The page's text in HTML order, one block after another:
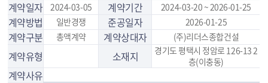
계약일자 2024-03-05 계약기간 2024-03-20 ~ 2026-01-25
계약방법 일반경쟁 준공일자 2026-01-25
계약구분 총액계약 계약상대자 (주)리더스종합건설
계약유형 소재지
경기도 평택시 정암로 126-13 2
층(이충동)
계약사유